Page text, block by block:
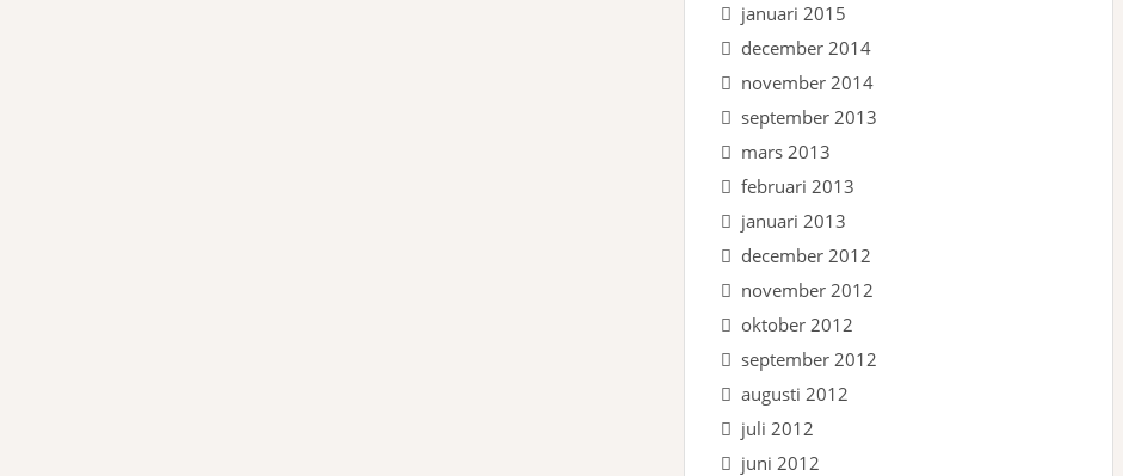
januari 2015
december 2014
november 2014
september 2013
mars 2013
februari 2013
januari 2013
december 2012
november 2012
oktober 2012
september 2012
augusti 2012
juli 2012
juni 2012